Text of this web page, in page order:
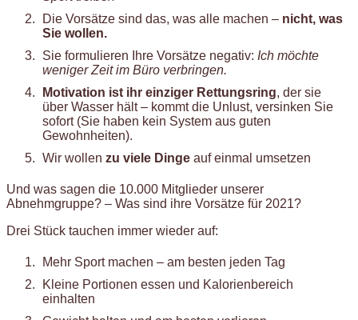
Die Vorsätze sind das, was alle machen – nicht, was
Sie wollen.
Sie formulieren Ihre Vorsätze negativ: Ich möchte
weniger Zeit im Büro verbringen.
Motivation ist ihr einziger Rettungsring, der sie
über Wasser hält – kommt die Unlust, versinken Sie
sofort (Sie haben kein System aus guten
Gewohnheiten).
Wir wollen zu viele Dinge auf einmal umsetzen
Und was sagen die 10.000 Mitglieder unserer
Abnehmgruppe? – Was sind ihre Vorsätze für 2021?
Drei Stück tauchen immer wieder auf:
Mehr Sport machen – am besten jeden Tag
Kleine Portionen essen und Kalorienbereich
einhalten